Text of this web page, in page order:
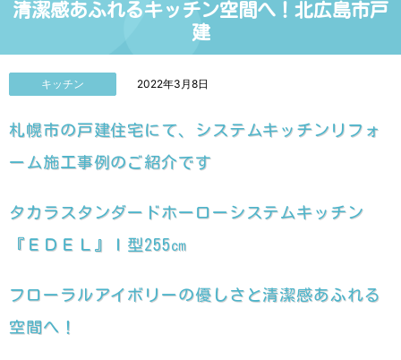
ョ
タ
清潔感あふれるキッチン空間へ！北広島市戸
建
キッチン 2022年3月8日
札幌市の戸建住宅にて、システムキッチンリフォ
ーム施工事例のご紹介です
タカラスタンダードホーローシステムキッチン
『ＥＤＥＬ』Ｉ型255㎝
フローラルアイボリーの優しさと清潔感あふれる
空間へ！